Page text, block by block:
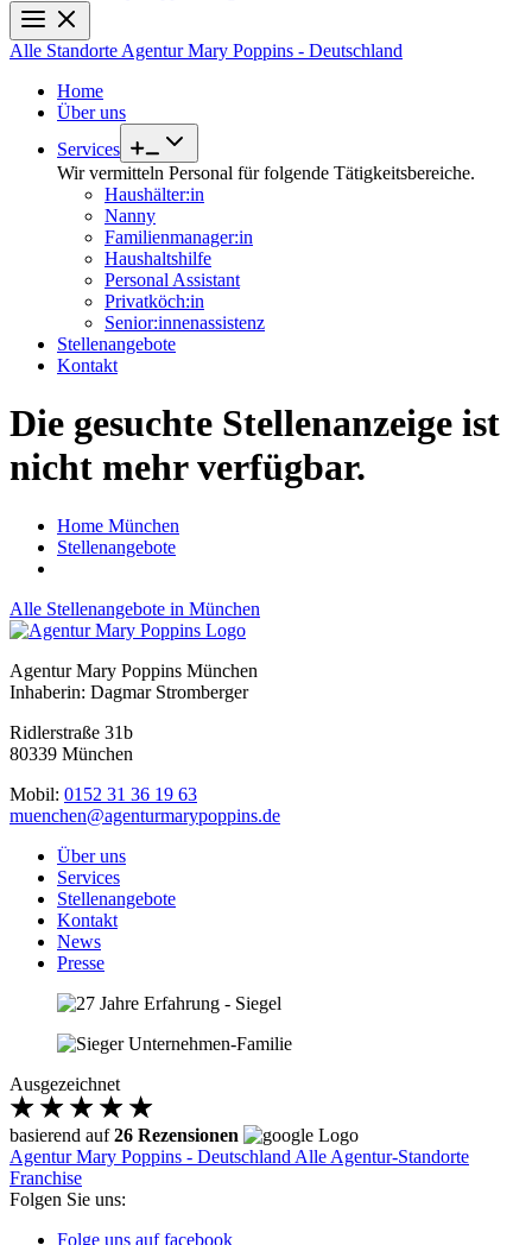
Alle Standorte Agentur Mary Poppins - Deutschland
Home
Über uns
Services
Wir vermitteln Personal für folgende Tätigkeitsbereiche.
Haushälter:in
Nanny
Familienmanager:in
Haushaltshilfe
Personal Assistant
Privatköch:in
Senior:innenassistenz
Stellenangebote
Kontakt
Die gesuchte Stellenanzeige ist
nicht mehr verfügbar.
Home München
Stellenangebote
Alle Stellenangebote in München
Agentur Mary Poppins München
Inhaberin: Dagmar Stromberger
Ridlerstraße 31b
80339 München
Mobil: 0152 31 36 19 63
muenchen@agenturmarypoppins.de
Über uns
Services
Stellenangebote
Kontakt
News
Presse
Ausgezeichnet
basierend auf26 Rezensionen
Agentur Mary Poppins - Deutschland Alle Agentur-Standorte
Franchise
Folgen Sie uns:
Folge uns auf facebook